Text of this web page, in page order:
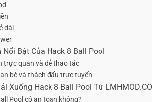
dài
Bật Của Hack 8 Ball Pool
trực quan và dễ thao tác
bè và thách đấu trực tuyến
Xuống Hack 8 Ball Pool Từ LMHMOD.CO
Pool có an toàn không?